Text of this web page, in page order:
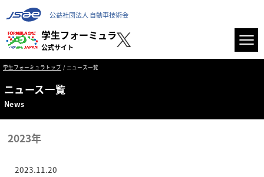
学生フォーミュラ
公式サイト
公益社団法人 自動車技術会
学生フォーミュラトップ ニュース一覧
ニュース⼀覧
News
2023年
2023.11.20